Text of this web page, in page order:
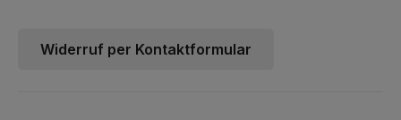
Widerruf per Kontaktformular